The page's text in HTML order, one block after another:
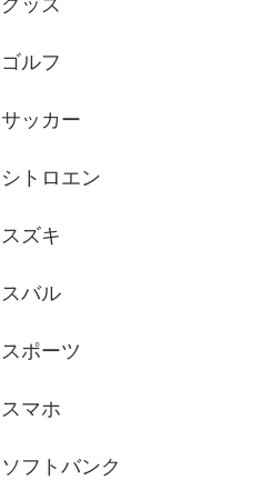
グッズ
ゴルフ
サッカー
シトロエン
スズキ
スバル
スポーツ
スマホ
ソフトバンク